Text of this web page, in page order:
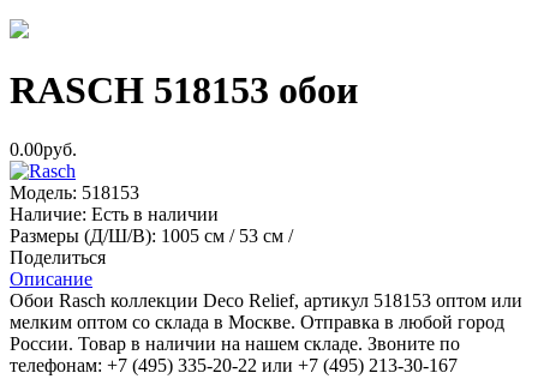
RASCH 518153 обои
0.00руб.
Модель: 518153
Наличие: Есть в наличии
Размеры (Д/Ш/В): 1005 см / 53 см /
Поделиться
Описание
Обои Rasch коллекции Deco Relief, артикул 518153 оптом или
мелким оптом со склада в Москве. Отправка в любой город
России. Товар в наличии на нашем складе. Звоните по
телефонам: +7 (495) 335-20-22 или +7 (495) 213-30-167